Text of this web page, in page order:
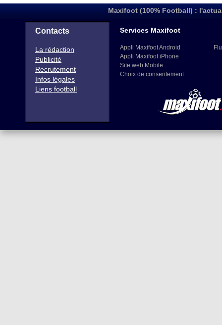
Maxifoot (100% Football) :
Contacts
La rédaction
Publicité
Recrutement
Infos légales
Liens football
Services Maxifoot
Appli Maxifoot Android
Appli Maxifoot iPhone
Site web Mobile
Choix de consentement